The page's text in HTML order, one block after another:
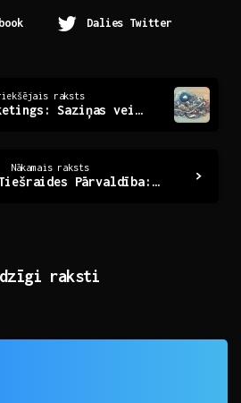
Dalies Twitter
raksts
E-pasta mārketings: Saziņas veids, kas pārvērš klientus
Nākamais raksts
Efektīva Tiešraides Pārvaldība: Rīki un Stratēģijas
raksti